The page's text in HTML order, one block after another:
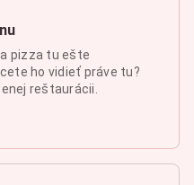
pizza tu ešte
ho vidieť práve tu?
reštaurácii.